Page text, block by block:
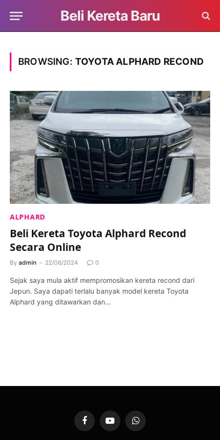
Beli Kereta Baru
BROWSING: TOYOTA ALPHARD RECOND
ALPHARD
Beli Kereta Toyota Alphard Recond
Secara Online
By admin 22/06/2024 0
Sejak saya mula aktif mempromosikan kereta recond dari
Jepun. Saya dapati terlalu banyak model kereta Toyota
Alphard yang ditawarkan dan…
FacebookYouTubeWhatsApp